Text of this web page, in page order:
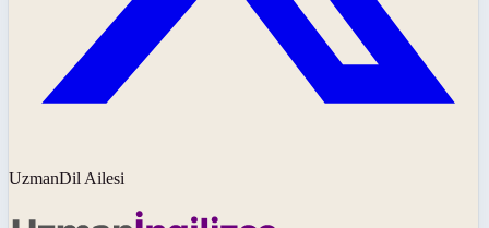
UzmanDil Ailesi